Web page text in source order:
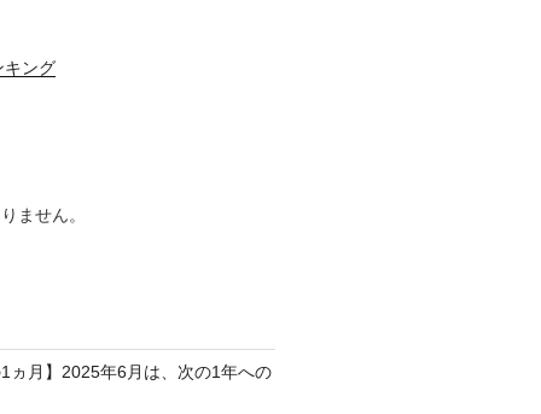
キング
ません。
ヵ月】2025年6月は、次の1年への